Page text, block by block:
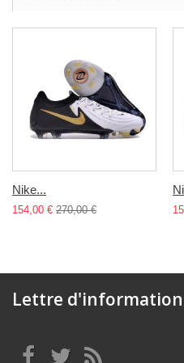
Nike...
154,00 € 270,00 €
Lettre